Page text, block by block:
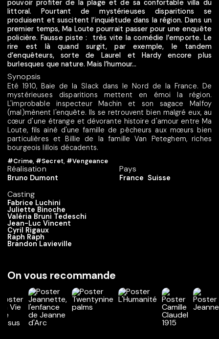
pouvoir profiter de la plage et de sa confortable villa du
littoral. Pourtant de mystérieuses disparitions se
produisent et suscitent l’inquiétude dans la région. Dans un
premier temps, Ma Loute pourrait passer pour une enquête
policière. Fausse piste : très vite la comédie l’emporte. Le
rire est là quand surgit, par exemple, le tandem
d’enquêteurs, sorte de Laurel et Hardy encore plus
burlesques que nature. Mais l’humour...
Synopsis
Eté 1910, Baie de la Slack dans le Nord de la France. De
mystérieuses disparitions mettent en émoi la région.
L'improbable inspecteur Machin et son sagace Malfoy
(mal)mènent l'enquête. Ils se retrouvent bien malgré eux, au
cœur d'une étrange et dévorante histoire d'amour entre Ma
Loute, fils ainé d'une famille de pêcheurs aux mœurs bien
particulières et Billie de la famille Van Peteghem, riches
bourgeois lillois décadents.
#Crime, #Secret, #Vengeance
Réalisation
Bruno Dumont
Casting
Fabrice Luchini
Juliette Binoche
Valéria Bruni Tedeschi
Jean-Luc Vincent
Cyril Rigaux
Raph Raph
Brandon Lavieville
Pays
France Suisse
On vous recommande